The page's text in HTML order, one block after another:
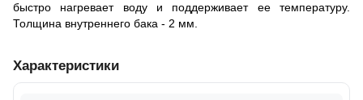
быстро нагревает воду и поддерживает ее температуру.
Толщина внутреннего бака - 2 мм.
Характеристики